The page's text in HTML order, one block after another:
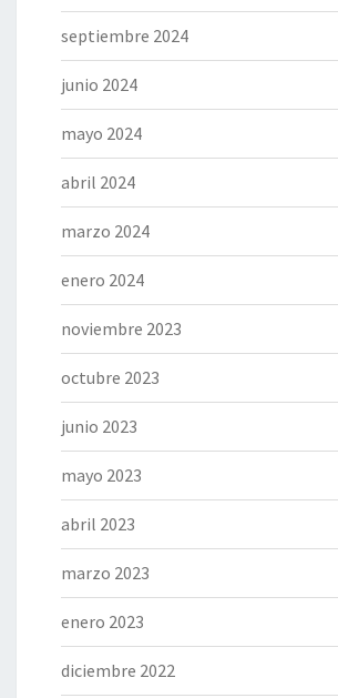
septiembre 2024
junio 2024
mayo 2024
abril 2024
marzo 2024
enero 2024
noviembre 2023
octubre 2023
junio 2023
mayo 2023
abril 2023
marzo 2023
enero 2023
diciembre 2022